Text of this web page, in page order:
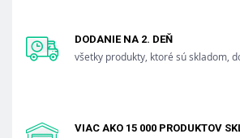
DODANIE NA 2. DEŇ
všetky produkty, ktoré sú skladom,
VIAC AKO 15 000 PRODUKTOV